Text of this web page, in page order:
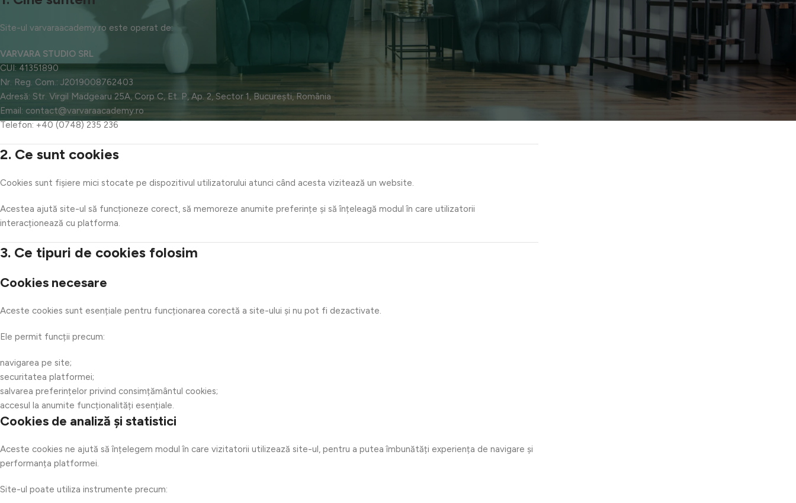
Site-ul varvaraacademy.ro este operat de:
VARVARA STUDIO SRL
CUI: 41351890
Nr. Reg. Com.: J2019008762403
Adresă: Str. Virgil Madgearu 25A, Corp C, Et. P, Ap. 2, Sector 1, București, România
Email: contact@varvaraacademy.ro
Telefon: +40 (0748) 235 236
2. Ce sunt cookies
Cookies sunt fișiere mici stocate pe dispozitivul utilizatorului atunci când acesta vizitează un website.
Acestea ajută site-ul să funcționeze corect, să memoreze anumite preferințe și să înțeleagă modul în care utilizatorii
interacționează cu platforma.
3. Ce tipuri de cookies folosim
Cookies necesare
Aceste cookies sunt esențiale pentru funcționarea corectă a site-ului și nu pot fi dezactivate.
Ele permit funcții precum:
navigarea pe site;
securitatea platformei;
salvarea preferințelor privind consimțământul cookies;
accesul la anumite funcționalități esențiale.
Cookies de analiză și statistici
Aceste cookies ne ajută să înțelegem modul în care vizitatorii utilizează site-ul, pentru a putea îmbunătăți experiența de navigare și
performanța platformei.
Site-ul poate utiliza instrumente precum: